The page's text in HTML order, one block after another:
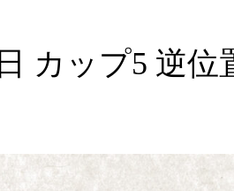
カップ5 逆位